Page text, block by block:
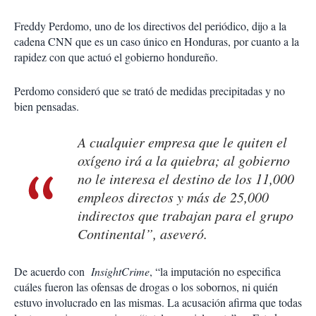
Freddy Perdomo, uno de los directivos del periódico, dijo a la
cadena CNN que es un caso único en Honduras, por cuanto a la
rapidez con que actuó el gobierno hondureño.
Perdomo consideró que se trató de medidas precipitadas y no
bien pensadas.
A cualquier empresa que le quiten el
oxígeno irá a la quiebra; al gobierno
no le interesa el destino de los 11,000
empleos directos y más de 25,000
indirectos que trabajan para el grupo
Continental”, aseveró.
De acuerdo con InsightCrime, “la imputación no especifica
cuáles fueron las ofensas de drogas o los sobornos, ni quién
estuvo involucrado en las mismas. La acusación afirma que todas